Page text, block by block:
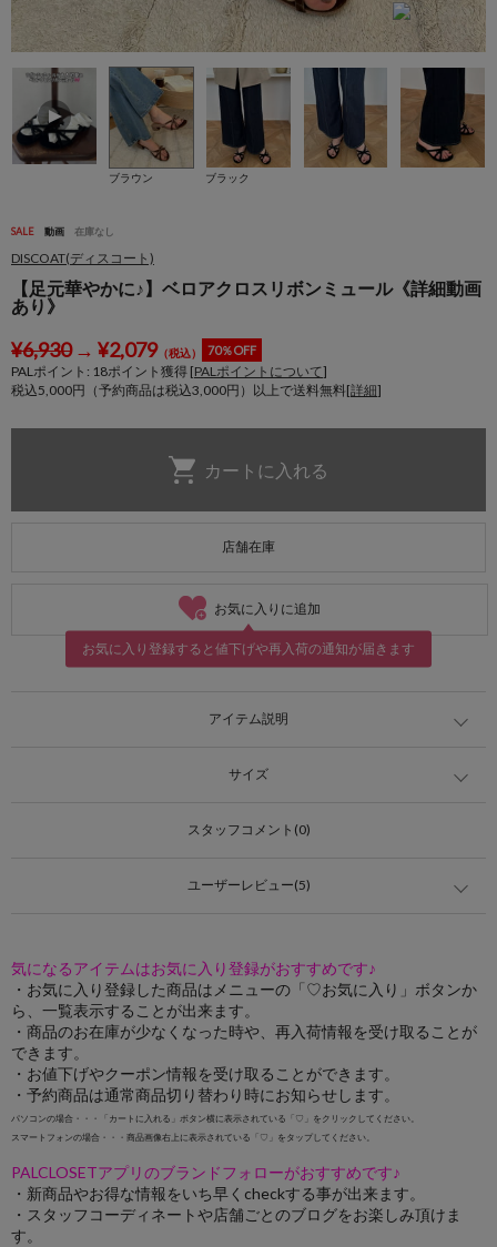
ブラウン ブラック
SALE 動画 在庫なし
DISCOAT(ディスコート)
【足元華やかに♪】ベロアクロスリボンミュール《詳細動画
あり》
¥6,930→ ¥2,079 （税込） 70％OFF
PALポイント: 18ポイント獲得 [PALポイントについて]
税込5,000円（予約商品は税込3,000円）以上で送料無料[詳細]
店舗在庫
お気に入りに追加
お気に入り登録すると値下げや再入荷の通知が届きます
アイテム説明
サイズ
スタッフコメント(0)
ユーザーレビュー(5)
気になるアイテムはお気に入り登録がおすすめです♪
・お気に入り登録した商品はメニューの「♡お気に入り」ボタンか
ら、一覧表示することが出来ます。
・商品のお在庫が少なくなった時や、再入荷情報を受け取ることが
できます。
・お値下げやクーポン情報を受け取ることができます。
・予約商品は通常商品切り替わり時にお知らせします。
パソコンの場合・・・「カートに入れる」ボタン横に表示されている「♡」をクリックしてください。
スマートフォンの場合・・・商品画像右上に表示されている「♡」をタップしてください。
PALCLOSETアプリのブランドフォローがおすすめです♪
・新商品やお得な情報をいち早くcheckする事が出来ます。
・スタッフコーディネートや店舗ごとのブログをお楽しみ頂けま
す。